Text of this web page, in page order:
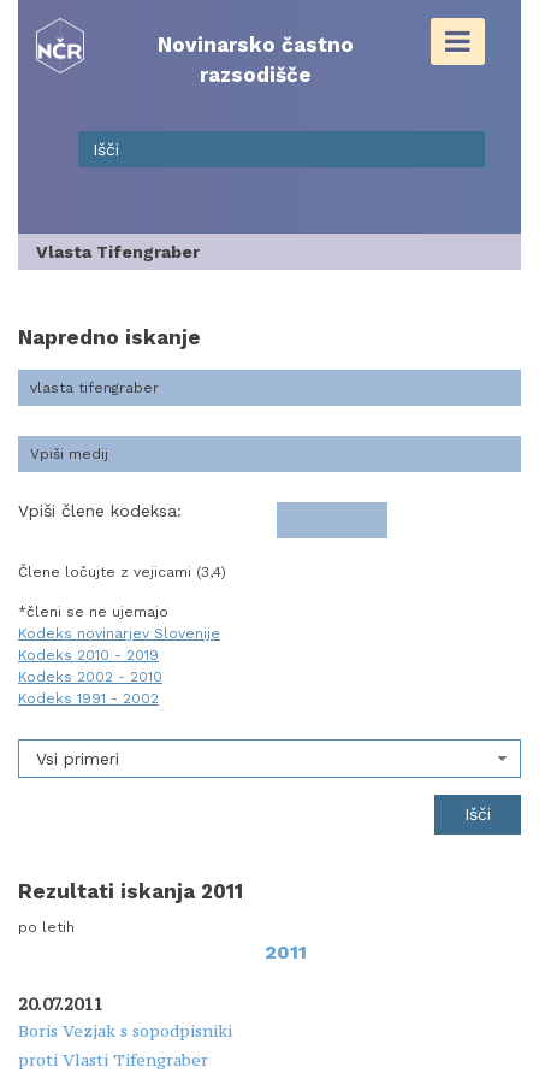
content
Novinarsko častno
razsodišče
Vlasta Tifengraber
Napredno iskanje
Vpiši člene kodeksa:
Člene ločujte z vejicami (3,4)
*členi se ne ujemajo
Kodeks novinarjev Slovenije
Kodeks 2010 - 2019
Kodeks 2002 - 2010
Kodeks 1991 - 2002
Vsi primeri
Rezultati iskanja 2011
po letih
2011
20.07.2011
Boris Vezjak s sopodpisniki
proti Vlasti Tifengraber